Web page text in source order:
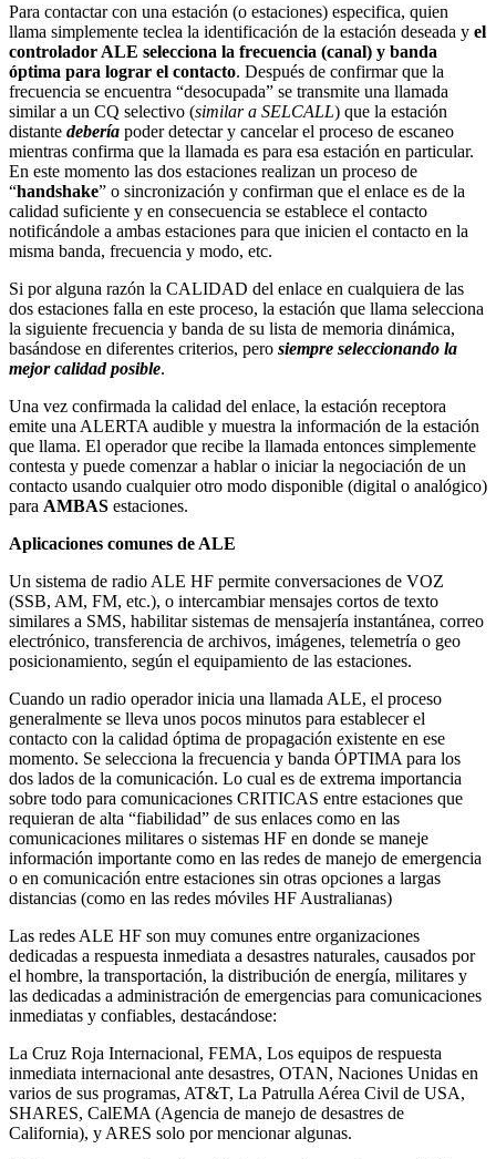
Para contactar con una estación (o estaciones) especifica, quien
llama simplemente teclea la identificación de la estación deseada y el
controlador ALE selecciona la frecuencia (canal) y banda
óptima para lograr el contacto. Después de confirmar que la
frecuencia se encuentra “desocupada” se transmite una llamada
similar a un CQ selectivo (similar a SELCALL) que la estación
distante debería poder detectar y cancelar el proceso de escaneo
mientras confirma que la llamada es para esa estación en particular.
En este momento las dos estaciones realizan un proceso de
“handshake” o sincronización y confirman que el enlace es de la
calidad suficiente y en consecuencia se establece el contacto
notificándole a ambas estaciones para que inicien el contacto en la
misma banda, frecuencia y modo, etc.
Si por alguna razón la CALIDAD del enlace en cualquiera de las
dos estaciones falla en este proceso, la estación que llama selecciona
la siguiente frecuencia y banda de su lista de memoria dinámica,
basándose en diferentes criterios, pero siempre seleccionando la
mejor calidad posible.
Una vez confirmada la calidad del enlace, la estación receptora
emite una ALERTA audible y muestra la información de la estación
que llama. El operador que recibe la llamada entonces simplemente
contesta y puede comenzar a hablar o iniciar la negociación de un
contacto usando cualquier otro modo disponible (digital o analógico)
para AMBAS estaciones.
Aplicaciones comunes de ALE
Un sistema de radio ALE HF permite conversaciones de VOZ
(SSB, AM, FM, etc.), o intercambiar mensajes cortos de texto
similares a SMS, habilitar sistemas de mensajería instantánea, correo
electrónico, transferencia de archivos, imágenes, telemetría o geo
posicionamiento, según el equipamiento de las estaciones.
Cuando un radio operador inicia una llamada ALE, el proceso
generalmente se lleva unos pocos minutos para establecer el
contacto con la calidad óptima de propagación existente en ese
momento. Se selecciona la frecuencia y banda ÓPTIMA para los
dos lados de la comunicación. Lo cual es de extrema importancia
sobre todo para comunicaciones CRITICAS entre estaciones que
requieran de alta “fiabilidad” de sus enlaces como en las
comunicaciones militares o sistemas HF en donde se maneje
información importante como en las redes de manejo de emergencia
o en comunicación entre estaciones sin otras opciones a largas
distancias (como en las redes móviles HF Australianas)
Las redes ALE HF son muy comunes entre organizaciones
dedicadas a respuesta inmediata a desastres naturales, causados por
el hombre, la transportación, la distribución de energía, militares y
las dedicadas a administración de emergencias para comunicaciones
inmediatas y confiables, destacándose:
La Cruz Roja Internacional, FEMA, Los equipos de respuesta
inmediata internacional ante desastres, OTAN, Naciones Unidas en
varios de sus programas, AT&T, La Patrulla Aérea Civil de USA,
SHARES, CalEMA (Agencia de manejo de desastres de
California), y ARES solo por mencionar algunas.